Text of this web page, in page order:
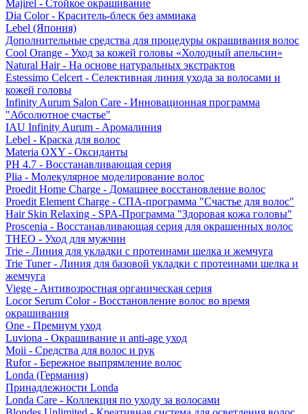
Majirel - Стойкое окрашивание
Dia Color - Краситель-блеск без аммиака
Lebel (Япония)
Дополнительные средства для процедуры окрашивания волос
Cool Orange - Уход за кожей головы «Холодный апельсин»
Natural Hair - На основе натуральных экстрактов
Estessimo Celcert - Селективная линия ухода за волосами и
кожей головы
Infinity Aurum Salon Care - Инновационная программа
"Абсолютное счастье"
IAU Infinity Aurum - Аромалиния
Lebel - Краска для волос
Materia OXY - Оксиданты
PH 4.7 - Восстанавливающая серия
Plia - Молекулярное моделирование волос
Proedit Home Charge - Домашнее восстановление волос
Proedit Element Charge - СПА-программа "Счастье для волос"
Hair Skin Relaxing - SPA-Программа "Здоровая кожа головы"
Proscenia - Восстанавливающая серия для окрашенных волос
THEO - Уход для мужчин
Trie - Линия для укладки с протеинами шелка и жемчуга
Trie Tuner - Линия для базовой укладки с протеинами шелка и
жемчуга
Viege - Антивозростная органическая серия
Locor Serum Color - Восстановление волос во время
окрашивания
One - Премиум уход
Luviona - Окрашивание и anti-age уход
Moii - Средства для волос и рук
Rufor - Бережное выпрямление волос
Londa (Германия)
Принадлежности Londa
Londa Care - Коллекция по уходу за волосами